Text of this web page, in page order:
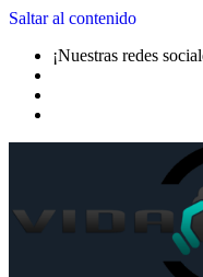
Saltar al contenido
¡Nuestras redes